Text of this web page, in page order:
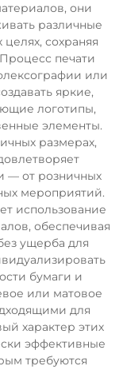
они
различные
сохраняя
печати
или
яркие,
логотипы,
элементы.
размерах,
— от розничных
мероприятий.
использование
обеспечивая
ущерба для
бумаги и
или матовое
для
характер этих
эффективные
требуются